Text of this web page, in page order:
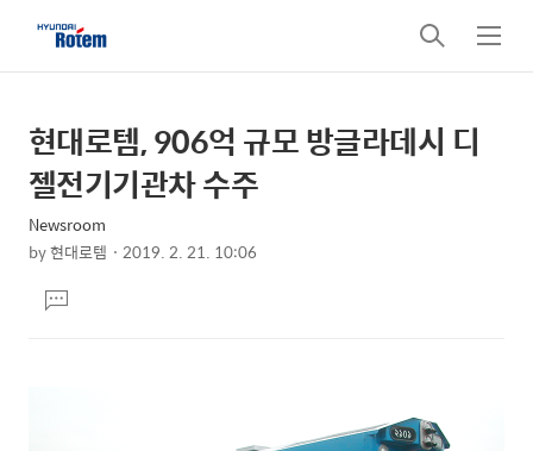
검
색
메
뉴
상
세
컨
텐
본
문
제
목
현대로템, 906억 규모 방글라데시 디
젤전기기관차 수주
Newsroom
by현대로템 2019. 2. 21. 10:06
문댓
글